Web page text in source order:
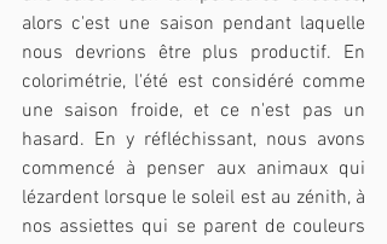
alors c'est une saison pendant laquelle
nous devrions être plus productif. En
colorimétrie, l'été est considéré comme
une saison froide, et ce n'est pas un
hasard. En y réfléchissant, nous avons
commencé à penser aux animaux qui
lézardent lorsque le soleil est au zénith, à
nos assiettes qui se parent de couleurs